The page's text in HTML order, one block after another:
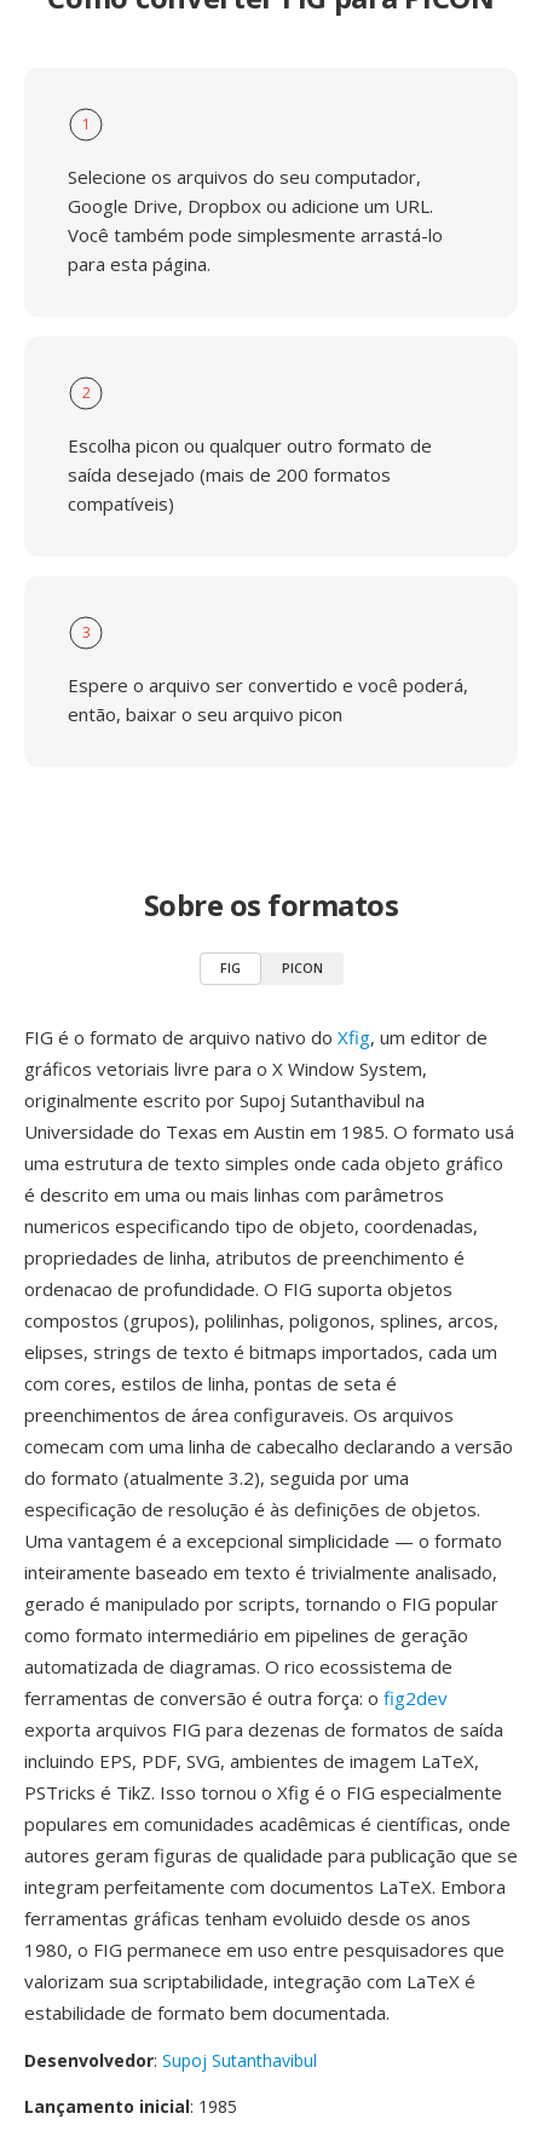
1
Selecione os arquivos do seu computador,
Google Drive, Dropbox ou adicione um URL.
Você também pode simplesmente arrastá-lo
para esta página.
2
Escolha picon ou qualquer outro formato de
saída desejado (mais de 200 formatos
compatíveis)
3
Espere o arquivo ser convertido e você poderá,
então, baixar o seu arquivo picon
Sobre os formatos
FIG PICON
FIG é o formato de arquivo nativo do Xfig, um editor de
gráficos vetoriais livre para o X Window System,
originalmente escrito por Supoj Sutanthavibul na
Universidade do Texas em Austin em 1985. O formato usá
uma estrutura de texto simples onde cada objeto gráfico
é descrito em uma ou mais linhas com parâmetros
numericos especificando tipo de objeto, coordenadas,
propriedades de linha, atributos de preenchimento é
ordenacao de profundidade. O FIG suporta objetos
compostos (grupos), polilinhas, poligonos, splines, arcos,
elipses, strings de texto é bitmaps importados, cada um
com cores, estilos de linha, pontas de seta é
preenchimentos de área configuraveis. Os arquivos
comecam com uma linha de cabecalho declarando a versão
do formato (atualmente 3.2), seguida por uma
especificação de resolução é às definições de objetos.
Uma vantagem é a excepcional simplicidade — o formato
inteiramente baseado em texto é trivialmente analisado,
gerado é manipulado por scripts, tornando o FIG popular
como formato intermediário em pipelines de geração
automatizada de diagramas. O rico ecossistema de
ferramentas de conversão é outra força: o fig2dev
exporta arquivos FIG para dezenas de formatos de saída
incluindo EPS, PDF, SVG, ambientes de imagem LaTeX,
PSTricks é TikZ. Isso tornou o Xfig é o FIG especialmente
populares em comunidades acadêmicas é científicas, onde
autores geram figuras de qualidade para publicação que se
integram perfeitamente com documentos LaTeX. Embora
ferramentas gráficas tenham evoluido desde os anos
1980, o FIG permanece em uso entre pesquisadores que
valorizam sua scriptabilidade, integração com LaTeX é
estabilidade de formato bem documentada.
Desenvolvedor: Supoj Sutanthavibul
Lançamento inicial: 1985